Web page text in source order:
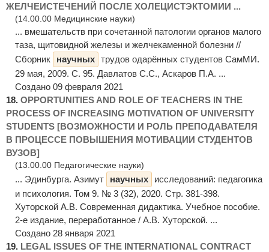
ЖЕЛЧЕИСТЕЧЕНИЙ ПОСЛЕ ХОЛЕЦИСТЭКТОМИИ ...
(14.00.00 Медицинские науки)
... вмешательств при сочетанной патологии органов малого
таза, щитовидной железы и желчекаменной болезни //
Сборник
научных трудов одарённых студентов СамМИ.
29 мая, 2009. С. 95. Давлатов С.С., Аскаров П.А. ...
Создано 09 февраля 2021
18. OPPORTUNITIES AND ROLE OF TEACHERS IN THE
PROCESS OF INCREASING MOTIVATION OF UNIVERSITY
STUDENTS [ВОЗМОЖНОСТИ И РОЛЬ ПРЕПОДАВАТЕЛЯ
В ПРОЦЕССЕ ПОВЫШЕНИЯ МОТИВАЦИИ СТУДЕНТОВ
ВУЗОВ]
(13.00.00 Педагогические науки)
... Эдинбурга. Азимут научных
исследований: педагогика
и психология. Том 9. № 3 (32), 2020. Стр. 381-398.
Хуторской А.В. Современная дидактика. Учебное пособие.
2-е издание, переработанное / А.В. Хуторской. ...
Создано 28 января 2021
19. LEGAL ISSUES OF THE INTERNATIONAL CONTRACT